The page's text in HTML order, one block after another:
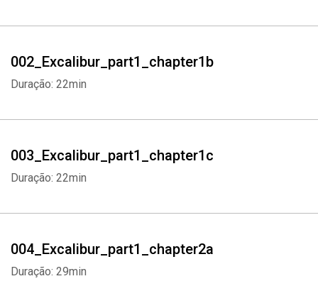
002_Excalibur_part1_chapter1b
Duração: 22min
003_Excalibur_part1_chapter1c
Duração: 22min
004_Excalibur_part1_chapter2a
Duração: 29min